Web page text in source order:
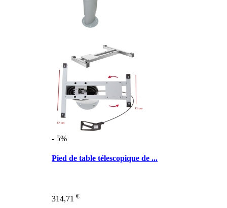
- 5%
Pied de table télescopique de ...
314,71 €